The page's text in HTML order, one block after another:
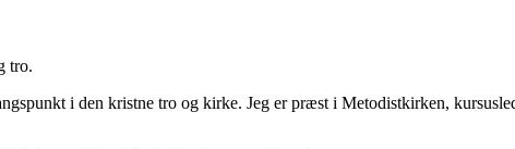
tro.
i den kristne tro og kirke. Jeg er præst i Metodistkirken,